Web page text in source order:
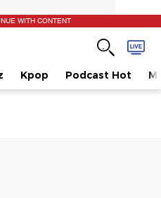
WITH CONTENT
Kpop Podcast Hot